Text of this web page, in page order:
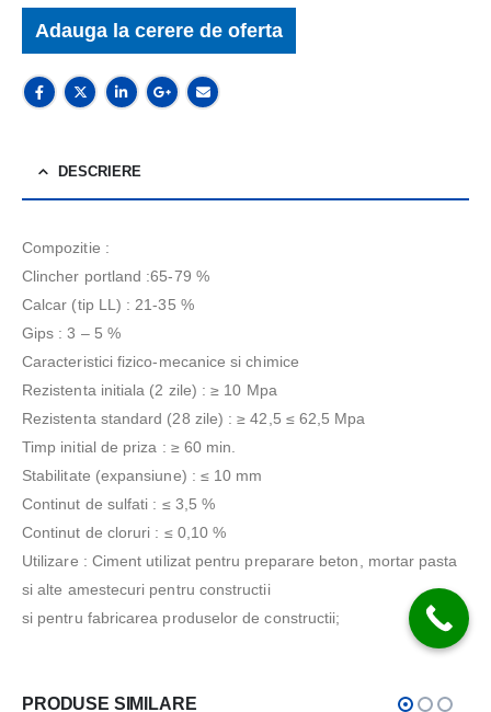
Adauga la cerere de oferta
DESCRIERE
Compozitie :
Clincher portland :65-79 %
Calcar (tip LL) : 21-35 %
Gips : 3 – 5 %
Caracteristici fizico-mecanice si chimice
Rezistenta initiala (2 zile) : ≥ 10 Mpa
Rezistenta standard (28 zile) : ≥ 42,5 ≤ 62,5 Mpa
Timp initial de priza : ≥ 60 min.
Stabilitate (expansiune) : ≤ 10 mm
Continut de sulfati : ≤ 3,5 %
Continut de cloruri : ≤ 0,10 %
Utilizare : Ciment utilizat pentru preparare beton, mortar pasta
si alte amestecuri pentru constructii
si pentru fabricarea produselor de constructii;
PRODUSE SIMILARE